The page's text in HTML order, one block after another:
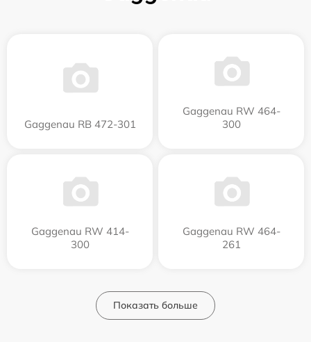
Gaggenau RB 472-301
Gaggenau RW 464-
300
Gaggenau RW 414-
300
Gaggenau RW 464-
261
Показать больше